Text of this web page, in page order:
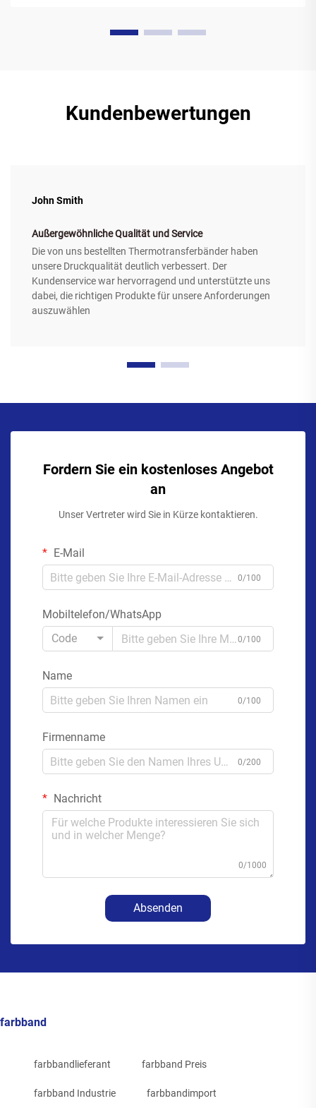
Kundenbewertungen
John Smith
Außergewöhnliche Qualität und Service
Die von uns bestellten Thermotransferbänder haben
unsere Druckqualität deutlich verbessert. Der
Kundenservice war hervorragend und unterstützte uns
dabei, die richtigen Produkte für unsere Anforderungen
auszuwählen
Fordern Sie ein kostenloses Angebot
an
Unser Vertreter wird Sie in Kürze kontaktieren.
E-Mail
0/100
Mobiltelefon/WhatsApp
Code
0/100
Name
0/100
Firmenname
0/200
Nachricht
0/1000
Absenden
farbband
farbbandlieferant farbband Preis
farbband Industrie farbbandimport